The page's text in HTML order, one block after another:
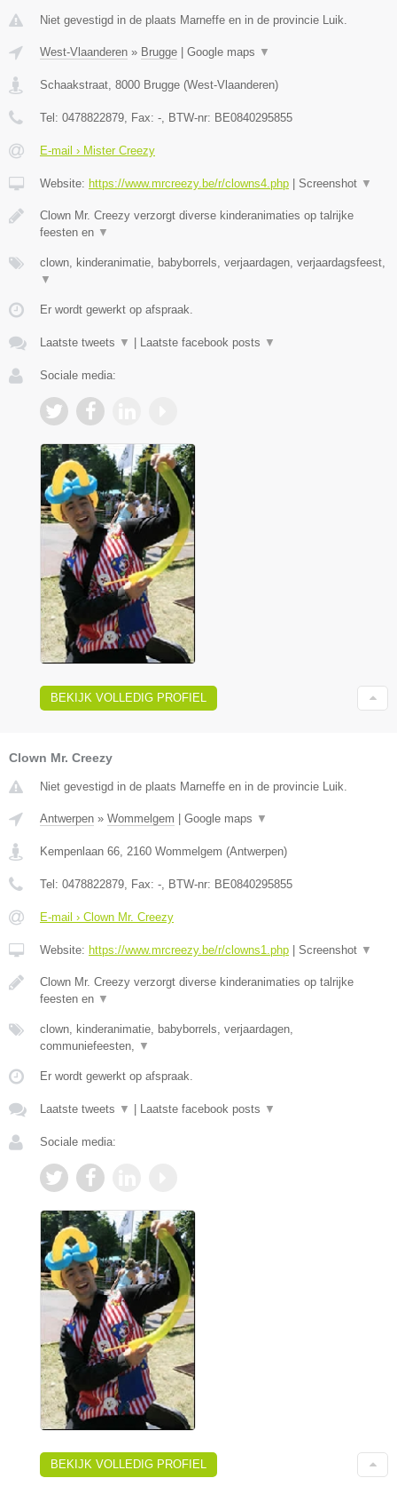
Niet gevestigd in de plaats Marneffe en in de provincie Luik.
West-Vlaanderen » Brugge Google maps ▼
Schaakstraat, 8000 Brugge (West-Vlaanderen)
Tel: 0478822879, Fax: -, BTW-nr: BE0840295855
E-mail › Mister Creezy
Website: https://www.mrcreezy.be/r/clowns4.php Screenshot ▼
Clown Mr. Creezy verzorgt diverse kinderanimaties op talrijke
feesten en ▼
clown, kinderanimatie, babyborrels, verjaardagen, verjaardagsfeest,
▼
Er wordt gewerkt op afspraak.
Laatste tweets ▼ Laatste facebook posts ▼
Sociale media:
BEKIJK VOLLEDIG PROFIEL
Clown Mr. Creezy
Niet gevestigd in de plaats Marneffe en in de provincie Luik.
Antwerpen » Wommelgem Google maps ▼
Kempenlaan 66, 2160 Wommelgem (Antwerpen)
Tel: 0478822879, Fax: -, BTW-nr: BE0840295855
E-mail › Clown Mr. Creezy
Website: https://www.mrcreezy.be/r/clowns1.php Screenshot ▼
Clown Mr. Creezy verzorgt diverse kinderanimaties op talrijke
feesten en ▼
clown, kinderanimatie, babyborrels, verjaardagen,
communiefeesten, ▼
Er wordt gewerkt op afspraak.
Laatste tweets ▼ Laatste facebook posts ▼
Sociale media:
BEKIJK VOLLEDIG PROFIEL